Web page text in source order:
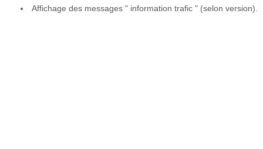
Affichage des messages " information trafic " (selon version).